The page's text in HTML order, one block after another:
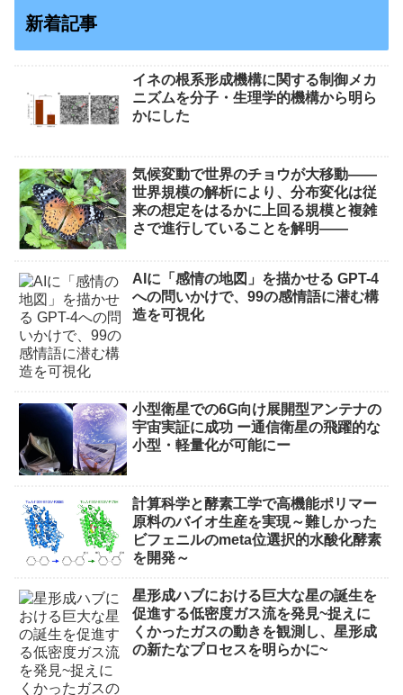
新着記事
イネの根系形成機構に関する制御メカ
ニズムを分子・生理学的機構から明ら
かにした
気候変動で世界のチョウが大移動――
世界規模の解析により、分布変化は従
来の想定をはるかに上回る規模と複雑
さで進行していることを解明――
AIに「感情の地図」を描かせる GPT-4
への問いかけで、99の感情語に潜む構
造を可視化
小型衛星での6G向け展開型アンテナの
宇宙実証に成功 ー通信衛星の飛躍的な
小型・軽量化が可能にー
計算科学と酵素工学で高機能ポリマー
原料のバイオ生産を実現～難しかった
ビフェニルのmeta位選択的水酸化酵素
を開発～
星形成ハブにおける巨大な星の誕生を
促進する低密度ガス流を発見~捉えに
くかったガスの動きを観測し、星形成
の新たなプロセスを明らかに~